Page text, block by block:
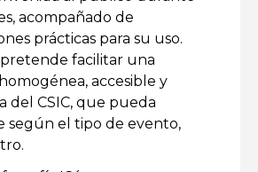
acompañado de
prácticas para su uso.
facilitar una
accesible y
del CSIC, que pueda
según el tipo de evento,